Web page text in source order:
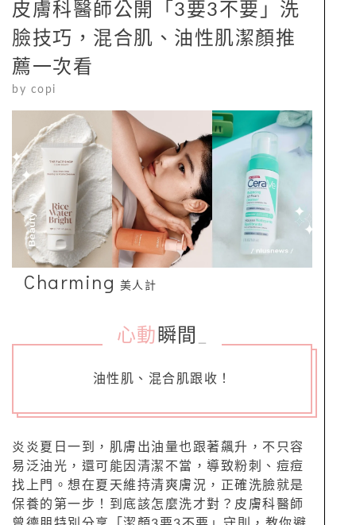
皮膚科醫師公開「3要3不要」洗
臉技巧，混合肌、油性肌潔顏推
薦一次看
by copi
Charming 美人計
心動 瞬間
油性肌、混合肌跟收！
炎炎夏日一到，肌膚出油量也跟著飆升，不只容
易泛油光，還可能因清潔不當，導致粉刺、痘痘
找上門。想在夏天維持清爽膚況，正確洗臉就是
保養的第一步！到底該怎麼洗才對？皮膚科醫師